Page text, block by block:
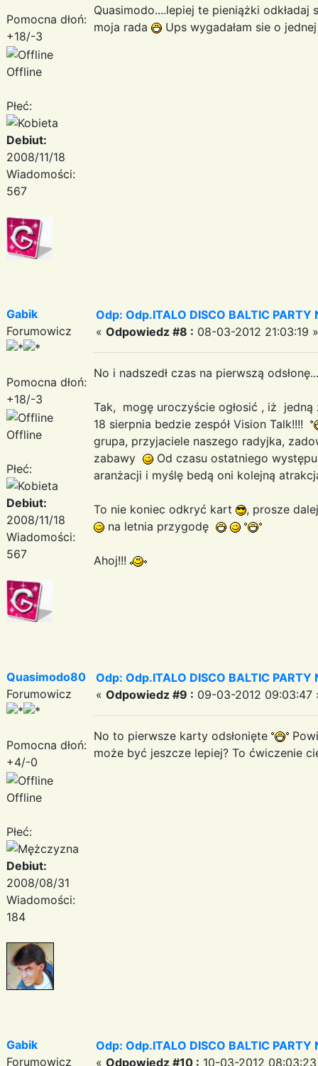
Pomocna dłoń:
+18/-3
Offline
Płeć:
Debiut:
2008/11/18
Wiadomości:
567
Quasimodo....lepiej te pieniążki odkładaj
moja rada
Ups wygadałam sie o
Gabik
Forumowicz
Pomocna dłoń:
+18/-3
Offline
Płeć:
Debiut:
2008/11/18
Wiadomości:
567
Odp: Odp.ITALO DISCO BALTIC PARTY
« Odpowiedz #8 : 08-03-2012 21:03:19 »
No i nadszedł czas na pierwszą
Tak, mogę uroczyście ogłosić , iż
18 sierpnia bedzie zespół Vision Talk!!!!
grupa, przyjaciele naszego radyjka,
zabawy
Od czasu ostatniego
aranżacji i myślę bedą oni kolejną
To nie koniec odkryć kart
, prosze
na letnia przygodę
Ahoj!!!
Quasimodo80
Forumowicz
Pomocna dłoń:
+4/-0
Offline
Płeć:
Debiut:
2008/08/31
Wiadomości:
184
Odp: Odp.ITALO DISCO BALTIC PARTY
« Odpowiedz #9 : 09-03-2012 09:03:47
No to pierwsze karty odsłonięte
może być jeszcze lepiej? To ćwiczenie
Gabik
Forumowicz
Odp: Odp.ITALO DISCO BALTIC PARTY
« Odpowiedz #10 : 10-03-2012